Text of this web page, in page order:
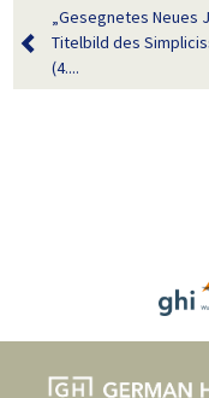
„Gesegnetes Neues
Titelbild des
(4....